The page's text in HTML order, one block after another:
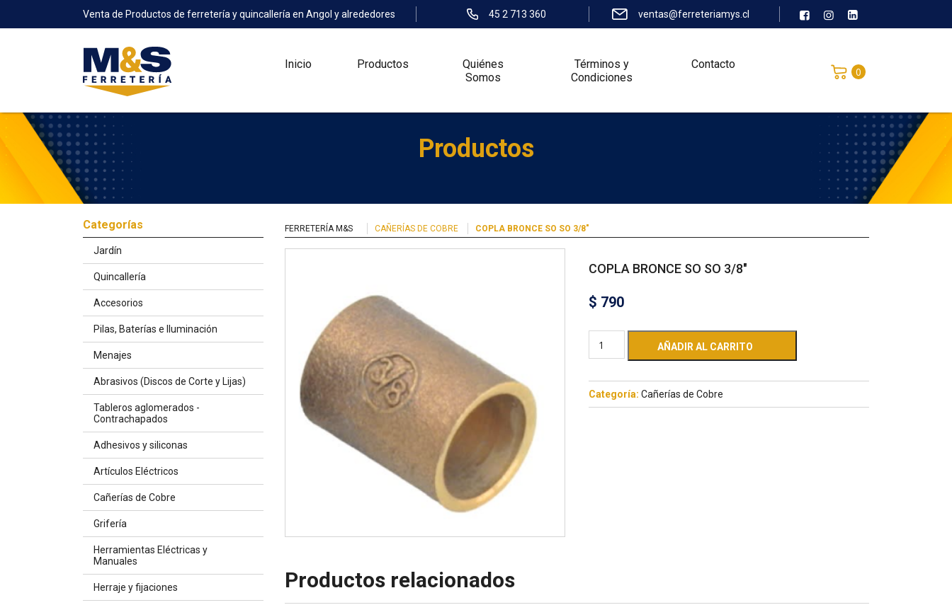
Venta de Productos de ferretería y quincallería en Angol y alrededores 45 2 713 360 ventas@ferreteriamys.cl
Inicio Productos
Quiénes
Somos
Términos y
Condiciones
Contacto
0
Productos
Categorías
Jardín
Quincallería
Accesorios
Pilas, Baterías e Iluminación
Menajes
Abrasivos (Discos de Corte y Lijas)
Tableros aglomerados -
Contrachapados
Adhesivos y siliconas
Artículos Eléctricos
Cañerías de Cobre
Grifería
Herramientas Eléctricas y
Manuales
Herraje y fijaciones
FERRETERÍA M&S CAÑERÍAS DE COBRE COPLA BRONCE SO SO 3/8″
COPLA BRONCE SO SO 3/8″
$ 790
AÑADIR AL CARRITO
Categoría: Cañerías de Cobre
Productos relacionados